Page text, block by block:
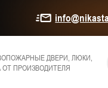
ДВЕРИ, ЛЮКИ,
ОТ ПРОИЗВОДИТЕЛЯ